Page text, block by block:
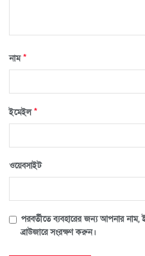
নাম*
ইমেইল*
ওয়েবসাইট
পরবর্তীতে ব্যবহারের জন্য আপনার নাম,
ব্রাউজারে সংরক্ষণ করুন।